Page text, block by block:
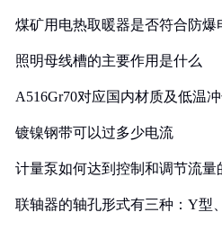
煤矿用电热取暖器是否符合防爆
照明母线槽的主要作用是什么
A516Gr70对应国内材质及低温
镀镍钢带可以过多少电流
计量泵如何达到控制和调节流量
联轴器的轴孔形式有三种：Y型